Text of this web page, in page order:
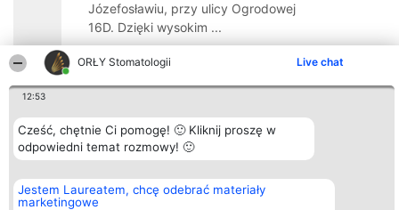
ORŁY Stomatologii Live chat
12:53
Cześć, chętnie Ci pomogę! 🙂 Kliknij proszę w
odpowiedni temat rozmowy! 🙂
Jestem Laureatem, chcę odebrać materiały
marketingowe
Józefosławiu, przy ulicy Ogrodowej
16D. Dzięki wysokim ...
Organizator plebiscytu
Bright Side Solutions sp. z o.
o. sp. k.
ul. Ruska 22
KRS 0000749100 | Regon
381313360 | NIP 8943132676
Plebiscyt
Laureaci
Lista
wszystkich
Zasady
Kontakt